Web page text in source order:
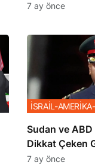
7 ay önce
Sudan ve ABD
Dikkat Çeken
İSRAİL-
7 ay önce